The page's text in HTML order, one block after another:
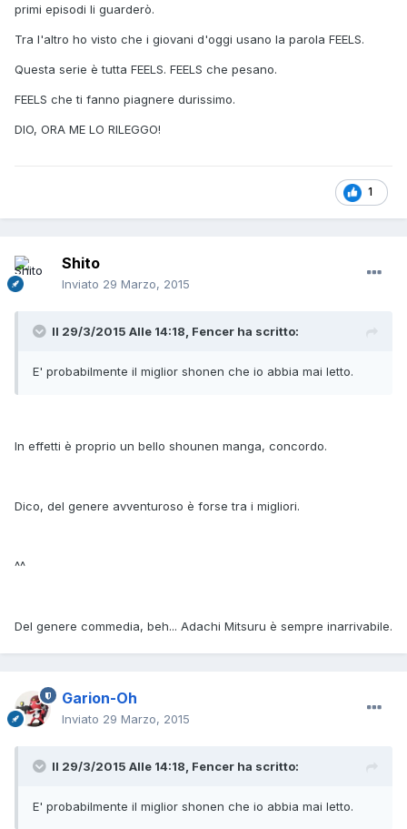
primi episodi li guarderò.
Tra l'altro ho visto che i giovani d'oggi usano la parola FEELS.
Questa serie è tutta FEELS. FEELS che pesano.
FEELS che ti fanno piagnere durissimo.
DIO, ORA ME LO RILEGGO!
1
Shito
Inviato 29 Marzo, 2015
Il 29/3/2015 Alle 14:18, Fencer ha scritto:
E' probabilmente il miglior shonen che io abbia mai letto.
In effetti è proprio un bello shounen manga, concordo.
Dico, del genere avventuroso è forse tra i migliori.
^^
Del genere commedia, beh... Adachi Mitsuru è sempre inarrivabile.
Garion-Oh
Inviato 29 Marzo, 2015
Il 29/3/2015 Alle 14:18, Fencer ha scritto:
E' probabilmente il miglior shonen che io abbia mai letto.